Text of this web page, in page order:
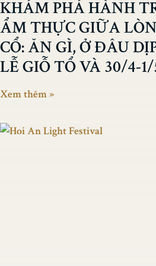
KHÁM PHÁ HÀNH
ẨM THỰC GIỮA
CỔ: ĂN GÌ, Ở ĐÂU
LỄ GIỖ TỔ VÀ 30/4-
Xem thêm »